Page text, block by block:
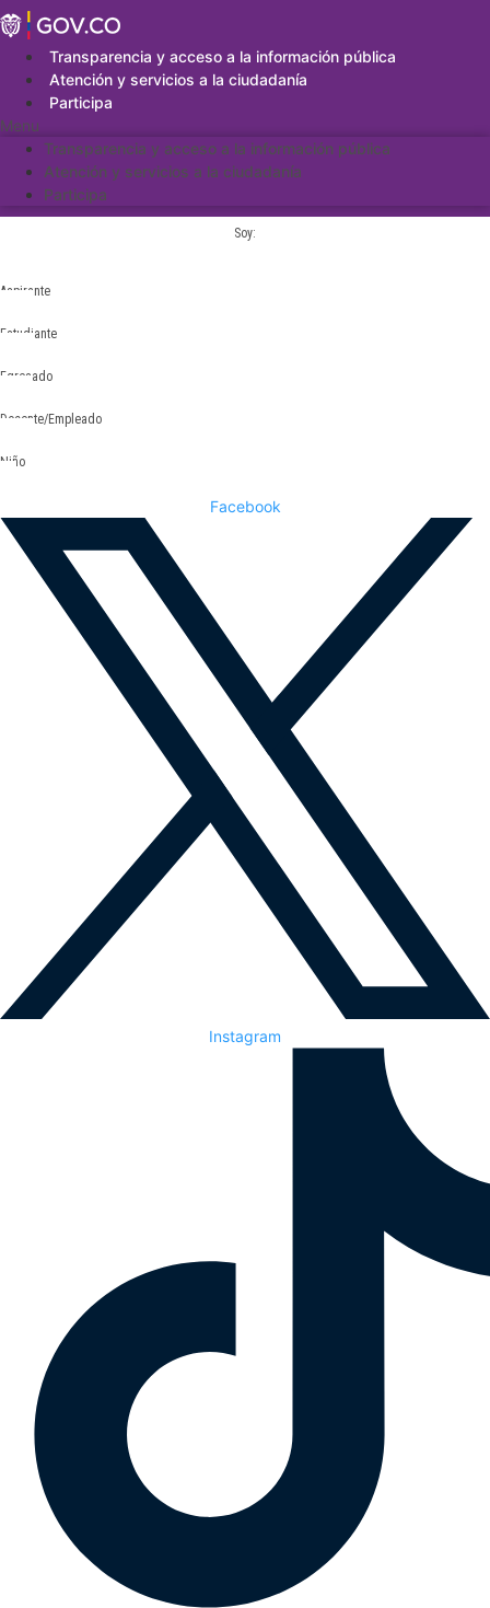
Saltar
al
contenidoTransparencia y acceso a la información pública
Atención y servicios a la ciudadanía
Participa
Menu
Transparencia y acceso a la información pública
Atención y servicios a la ciudadanía
Participa
Soy:
Aspirante
Estudiante
Egresado
Docente/Empleado
Niño
Facebook
Instagram